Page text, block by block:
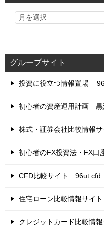
グループサイト
投資に役立つ情報置場 –
初心者の資産運用計画 黒
株式・証券会社比較情報
初心者のFX投資法・FX口
CFD比較サイト 96ut.cfd
住宅ローン比較情報サイ
クレジットカード比較情